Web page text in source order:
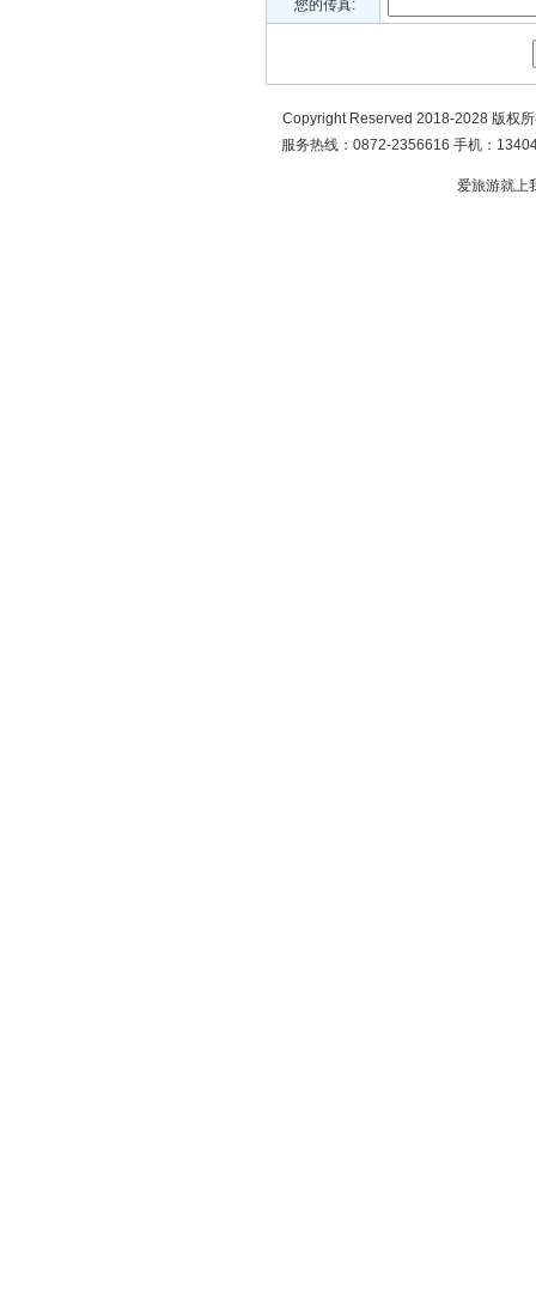
您的传真:
Copyright Reserved 2018-2028 版权
服务热线：0872-2356616 手机：
爱旅游就上